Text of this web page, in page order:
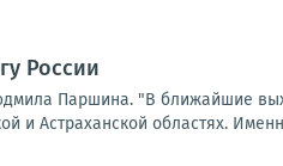
России
Паршина. "В ближайшие
и Астраханской областях.